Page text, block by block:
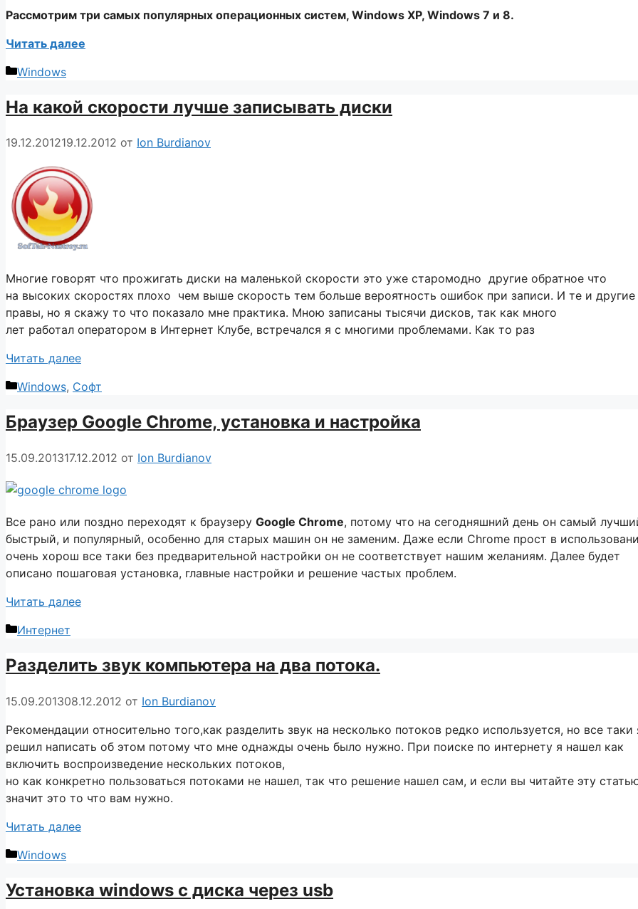
Рассмотрим три самых популярных операционных систем, Windows XP, Windows 7 и 8.
Читать далее
Рубрики
Windows
На какой скорости лучше записывать диски
19.12.201219.12.2012 от Ion Burdianov
Многие говорят что прожигать диски на маленькой скорости это уже старомодно другие обратное что
на высоких скоростях плохо чем выше скорость тем больше вероятность ошибок при записи. И те и другие
правы, но я скажу то что показало мне практика. Мною записаны тысячи дисков, так как много
лет работал оператором в Интернет Клубе, встречался я с многими проблемами. Как то раз
Читать далее
Рубрики
Windows, Софт
Браузер Google Chrome, установка и настройка
15.09.201317.12.2012 от Ion Burdianov
Все рано или поздно переходят к браузеру Google Chrome, потому что на сегодняшний день он самый
быстрый, и популярный, особенно для старых машин он не заменим. Даже если Chrome прост в
очень хорош все таки без предварительной настройки он не соответствует нашим желаниям. Далее будет
описано пошаговая установка, главные настройки и решение частых проблем.
Читать далее
Рубрики
Интернет
Разделить звук компьютера на два потока.
15.09.201308.12.2012 от Ion Burdianov
Рекомендации относительно того,как разделить звук на несколько потоков редко используется, но все таки
решил написать об этом потому что мне однажды очень было нужно. При поиске по интернету я нашел как
включить воспроизведение нескольких потоков,
но как конкретно пользоваться потоками не нашел, так что решение нашел сам, и если вы читайте эту
значит это то что вам нужно.
Читать далее
Рубрики
Windows
Установка windows с диска через usb